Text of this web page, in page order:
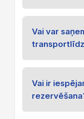
Vai var
Vai ir